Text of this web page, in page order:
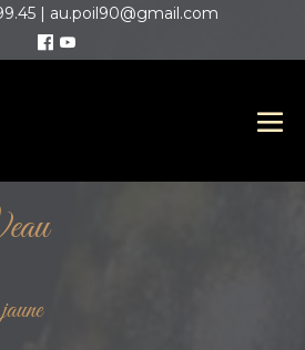
| au.poil90@gmail.com